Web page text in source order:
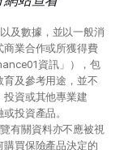
及數據，並以一般消
商業合作或所獲得費
資訊」），包
及參考用途，並不
資或其他專業建
投資產品。
有關資料亦不應被視
買保險產品決定的